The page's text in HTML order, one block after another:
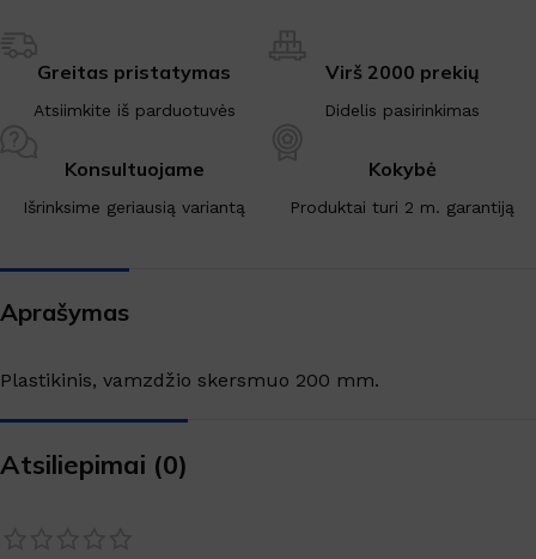
Greitas pristatymas
Atsiimkite iš parduotuvės
Virš 2000 prekių
Didelis pasirinkimas
Konsultuojame
Išrinksime geriausią variantą
Kokybė
Produktai turi 2 m. garantiją
Aprašymas
Plastikinis, vamzdžio skersmuo 200 mm.
Atsiliepimai (0)